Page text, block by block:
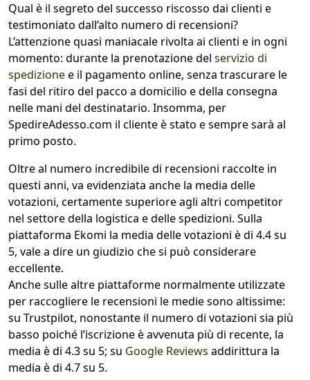
Qual è il segreto del successo riscosso dai clienti e
testimoniato dall’alto numero di recensioni?
L’attenzione quasi maniacale rivolta ai clienti e in ogni
momento: durante la prenotazione del servizio di
spedizionee il pagamento online, senza trascurare le
fasi del ritiro del pacco a domicilio e della consegna
nelle mani del destinatario. Insomma, per
SpedireAdesso.com il cliente è stato e sempre sarà al
primo posto.
Oltre al numero incredibile di recensioni raccolte in
questi anni, va evidenziata anche la media delle
votazioni, certamente superiore agli altri competitor
nel settore della logistica e delle spedizioni. Sulla
piattaforma Ekomi la media delle votazioni è di 4.4 su
5, vale a dire un giudizio che si può considerare
eccellente.
Anche sulle altre piattaforme normalmente utilizzate
per raccogliere le recensioni le medie sono altissime:
su Trustpilot, nonostante il numero di votazioni sia più
basso poiché l’iscrizione è avvenuta più di recente, la
media è di 4.3 su 5; su Google Reviews addirittura la
media è di 4.7 su 5.